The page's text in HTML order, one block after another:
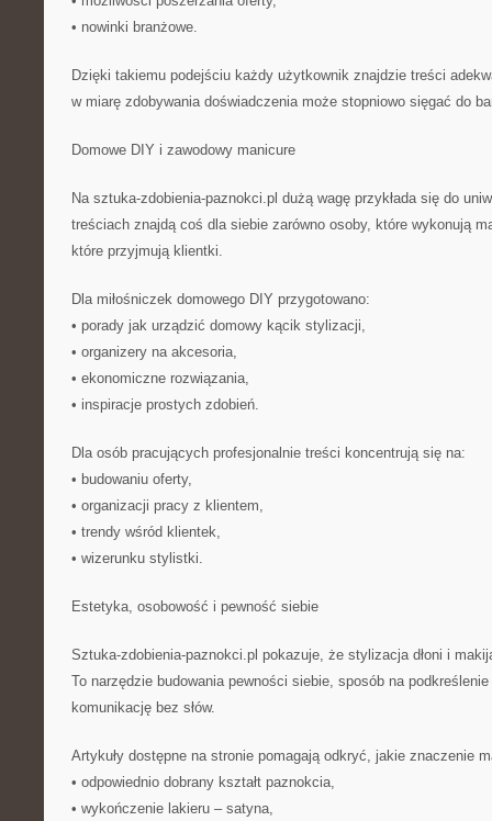
• nowinki branżowe.
Dzięki takiemu podejściu każdy użytkownik znajdzie treści
w miarę zdobywania doświadczenia może stopniowo sięgać do
Domowe DIY i zawodowy manicure
Na sztuka-zdobienia-paznokci.pl dużą wagę przykłada się do
treściach znajdą coś dla siebie zarówno osoby, które wykonują
które przyjmują klientki.
Dla miłośniczek domowego DIY przygotowano:
• porady jak urządzić domowy kącik stylizacji,
• organizery na akcesoria,
• ekonomiczne rozwiązania,
• inspiracje prostych zdobień.
Dla osób pracujących profesjonalnie treści koncentrują się na:
• budowaniu oferty,
• organizacji pracy z klientem,
• trendy wśród klientek,
• wizerunku stylistki.
Estetyka, osobowość i pewność siebie
Sztuka-zdobienia-paznokci.pl pokazuje, że stylizacja dłoni i
To narzędzie budowania pewności siebie, sposób na
komunikację bez słów.
Artykuły dostępne na stronie pomagają odkryć, jakie znaczenie
• odpowiednio dobrany kształt paznokcia,
• wykończenie lakieru – satyna,